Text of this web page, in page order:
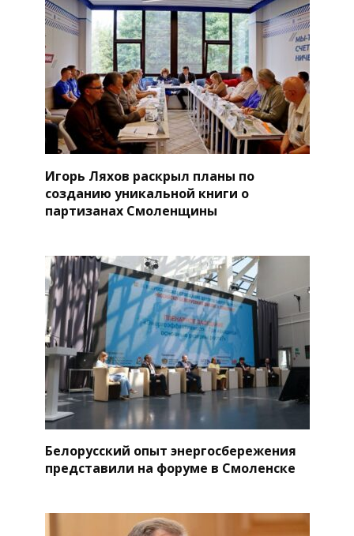
Игорь Ляхов раскрыл планы по
созданию уникальной книги о
партизанах Смоленщины
Белорусский опыт энергосбережения
представили на форуме в Смоленске